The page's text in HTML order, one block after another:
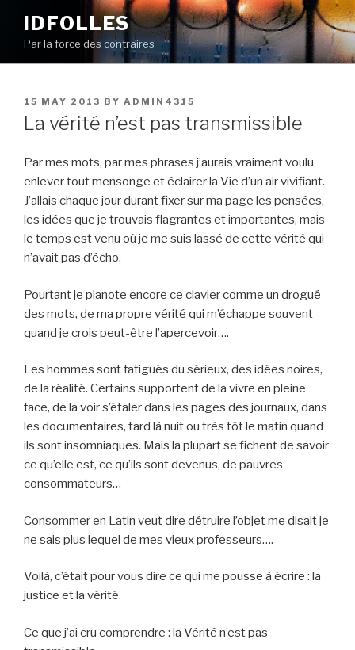
content
IDFOLLES
Par la force des contraires
POSTED
ON
15 MAY 2013 BY ADMIN4315
La vérité n’est pas transmissible
Par mes mots, par mes phrases j’aurais vraiment voulu
enlever tout mensonge et éclairer la Vie d’un air vivifiant.
J’allais chaque jour durant fixer sur ma page les pensées,
les idées que je trouvais flagrantes et importantes, mais
le temps est venu où je me suis lassé de cette vérité qui
n’avait pas d’écho.
Pourtant je pianote encore ce clavier comme un drogué
des mots, de ma propre vérité qui m’échappe souvent
quand je crois peut-être l’apercevoir….
Les hommes sont fatigués du sérieux, des idées noires,
de la réalité. Certains supportent de la vivre en pleine
face, de la voir s’étaler dans les pages des journaux, dans
les documentaires, tard là nuit ou très tôt le matin quand
ils sont insomniaques. Mais la plupart se fichent de savoir
ce qu’elle est, ce qu’ils sont devenus, de pauvres
consommateurs…
Consommer en Latin veut dire détruire l’objet me disait je
ne sais plus lequel de mes vieux professeurs….
Voilà, c’était pour vous dire ce qui me pousse à écrire : la
justice et la vérité.
Ce que j’ai cru comprendre : la Vérité n’est pas